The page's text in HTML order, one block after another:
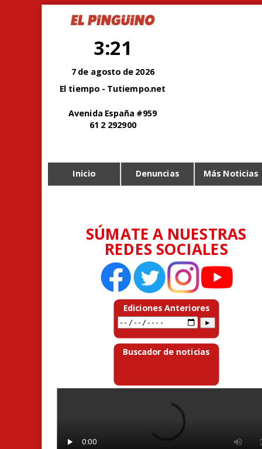
3:21
7 de agosto de 2026
El tiempo - Tutiempo.net
Avenida España #959
61 2 292900
Inicio Denuncias Más Noticias
SÚMATE A NUESTRAS
REDES SOCIALES
Ediciones Anteriores
Buscador de noticias